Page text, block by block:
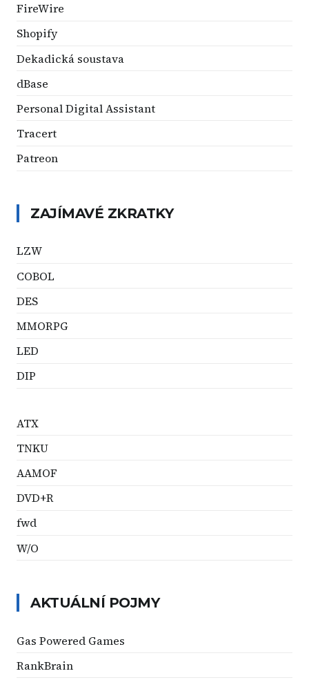
FireWire
Shopify
Dekadická soustava
dBase
Personal Digital Assistant
Tracert
Patreon
ZAJÍMAVÉ ZKRATKY
LZW
COBOL
DES
MMORPG
LED
DIP
ATX
TNKU
AAMOF
DVD+R
fwd
W/O
AKTUÁLNÍ POJMY
Gas Powered Games
RankBrain